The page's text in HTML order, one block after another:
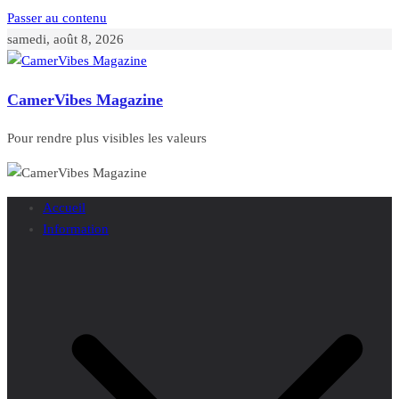
Passer au contenu
samedi, août 8, 2026
CamerVibes Magazine
Pour rendre plus visibles les valeurs
Accueil
Information